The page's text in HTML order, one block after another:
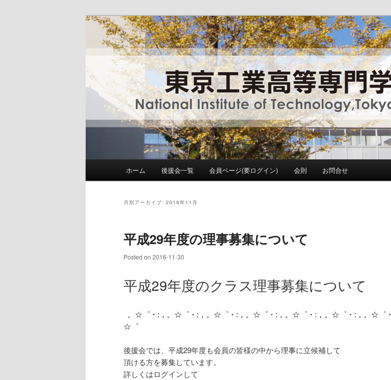
東京工業高等専門学校 後援会
National Institute of Technology ,Tokyo College Supporters.
ホーム 後援会一覧 会員ページ(要ログイン) 会則 お問合せ
月別アーカイブ: 2016年11月
平成29年度の理事募集について
Posted on 2016-11-30
平成29年度のクラス理事募集について
。☆゜・ : ，。☆゜・ : ，。☆゜・ : ，。☆゜・ : ，。☆゜・ : ，。☆゜・ : ，。☆゜・
☆゜
後援会では、平成29年度も会員の皆様の中から理事に立候補して
頂ける方を募集しています。
詳しくはログインして